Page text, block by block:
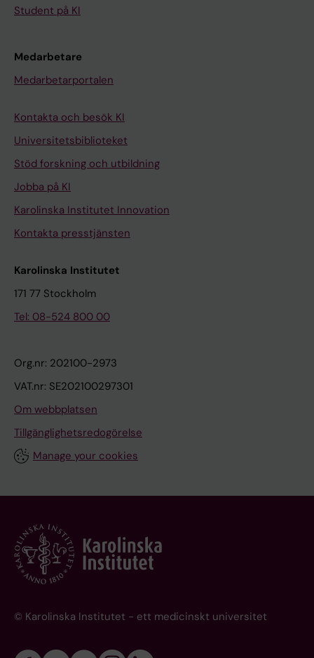
Student på KI
Medarbetare
Medarbetarportalen
Kontakta och besök KI
Universitetsbiblioteket
Stöd forskning och utbildning
Jobba på KI
Karolinska Institutet Innovation
Kontakta presstjänsten
Karolinska Institutet
171 77 Stockholm
Tel: 08-524 800 00
Org.nr: 202100-2973
VAT.nr: SE202100297301
Om webbplatsen
Tillgänglighetsredogörelse
Manage your cookies
© Karolinska Institutet - ett medicinskt universitet